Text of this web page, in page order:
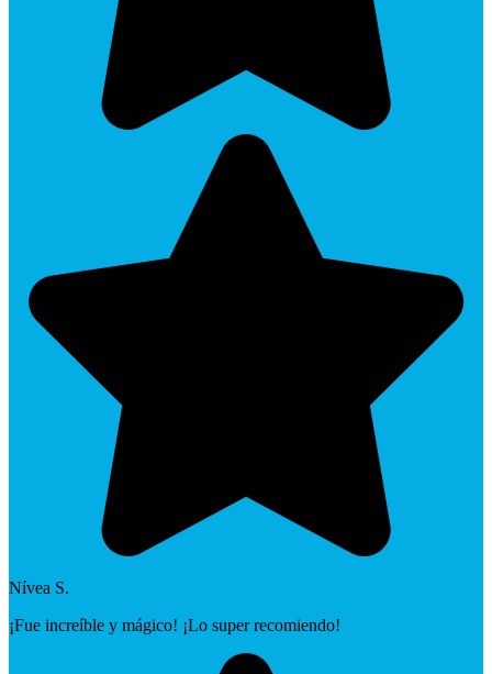
Nívea S.
¡Fue increíble y mágico! ¡Lo super recomiendo!